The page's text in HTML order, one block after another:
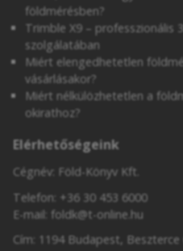
földmérésben?
Trimble X9 – professzionális
szolgálatában
Miért elengedhetetlen
vásárlásakor?
Miért nélkülözhetetlen a
okirathoz?
Elérhetőségeink
Cégnév: Föld-Könyv Kft.
Telefon: +36 30 453 6000
E-mail: foldk@t-online.hu
Cím: 1194 Budapest, Beszterce